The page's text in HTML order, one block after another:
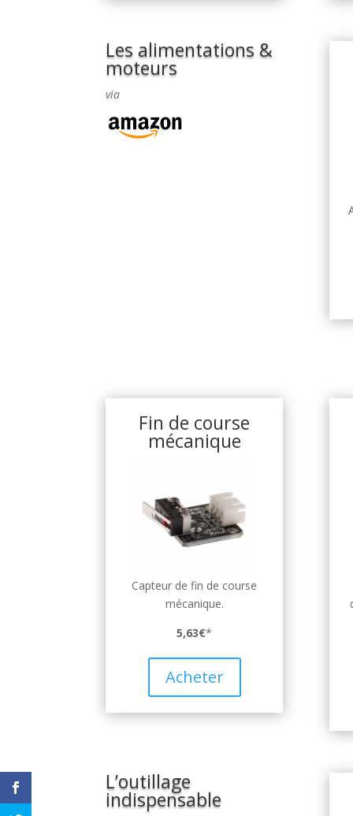
Les alimentations &
moteurs
via
Fin de course
mécanique
Capteur de fin de course
mécanique.
5,63€*
Acheter
L’outillage
indispensable